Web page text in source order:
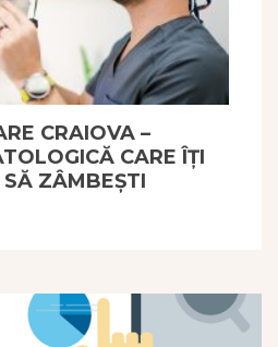
CRAIOVA –
CARE ÎȚI
ZÂMBEȘTI